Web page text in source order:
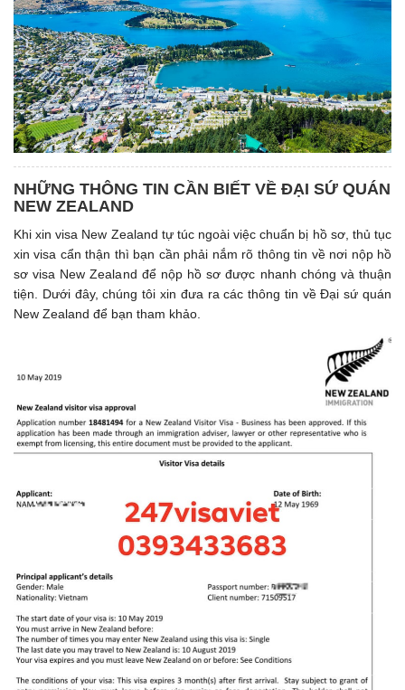
NHỮNG THÔNG TIN CẦN BIẾT VỀ ĐẠI SỨ QUÁN
NEW ZEALAND
Khi xin visa New Zealand tự túc ngoài việc chuẩn bị hồ sơ, thủ tục
xin visa cẩn thận thì bạn cần phải nắm rõ thông tin về nơi nộp hồ
sơ visa New Zealand để nộp hồ sơ được nhanh chóng và thuận
tiện. Dưới đây, chúng tôi xin đưa ra các thông tin về Đại sứ quán
New Zealand để bạn tham khảo.